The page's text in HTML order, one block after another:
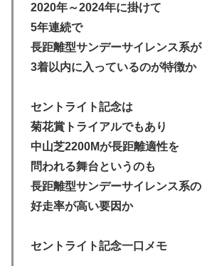
2020年～2024年に掛けて
5年連続で
長距離型サンデーサイレンス系が
3着以内に入っているのが特徴か
セントライト記念は
菊花賞トライアルでもあり
中山芝2200Mが長距離適性を
問われる舞台というのも
長距離型サンデーサイレンス系の
好走率が高い要因か
セントライト記念一口メモ